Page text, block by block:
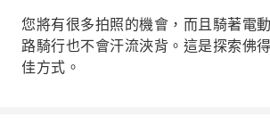
您將有很多拍照的機會，而且騎著電
路騎行也不會汗流浹背。這是探索佛
佳方式。